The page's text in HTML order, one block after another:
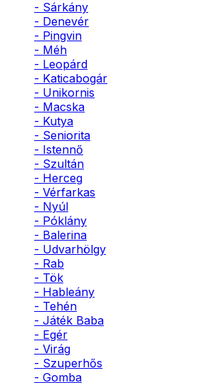
- Sárkány
- Denevér
- Pingvin
- Méh
- Leopárd
- Katicabogár
- Unikornis
- Macska
- Kutya
- Seniorita
- Istennő
- Szultán
- Herceg
- Vérfarkas
- Nyúl
- Póklány
- Balerina
- Udvarhölgy
- Rab
- Tök
- Hableány
- Tehén
- Játék Baba
- Egér
- Virág
- Szuperhős
- Gomba